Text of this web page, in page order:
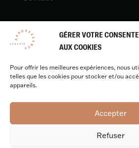
GÉRER VOTRE
AUX COOKIES
Pour offrir les meilleures expériences, nous
telles que les cookies pour stocker et/ou
appareils.
Accepter
Refuser
LÉGAL
Mentions légales
Design & développement :